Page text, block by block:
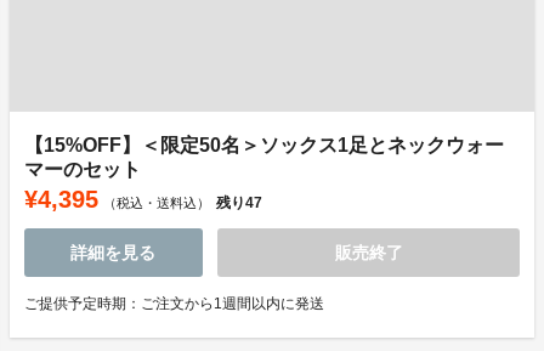
【15%OFF】＜限定50名＞ソックス1足とネックウォー
マーのセット
¥4,395 （税込・送料込） 残り47
詳細を見る 販売終了
ご提供予定時期：ご注文から1週間以内に発送